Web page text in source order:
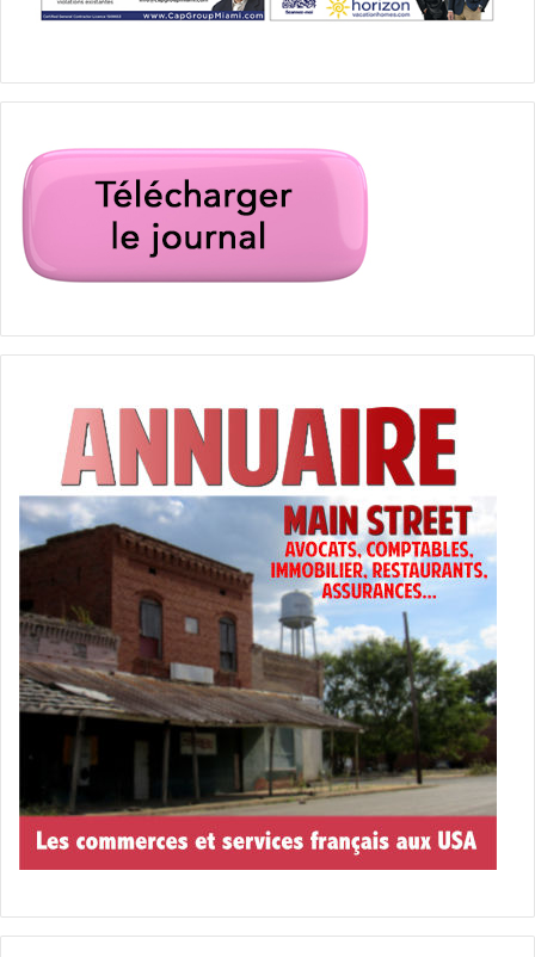
secteur.
lourdement impactés et annoncent devoir licencier des
Rolls Royce et probablement un grand nombre de sous-
traitants.
Y aura-t-il des problèmes pour
A priori plus l’été va avancer et moins le virus sera
réserver un vol retour (si ça se trouve il y aura deux virus
au lieu d’un : difficile de le savoir !).
Aux Etats-Unis, il y a
déjà des rebonds de l’épidémie à la mi-juin
Les déplacements de plus de
100 km en France :
(N’existe plus depuis le 2 juin)
Pour le moment il faut remplir une dérogation pour motifs
impérieux si on veut parcourir plus de 100km en France
(sauf si le déplacement de plus de 100km est à l’intérieur
de son propre département de résidence). Cette
restriction sera levée le 2 juin.
Les catégories de « motifs impérieux » sont inscrites sur la
impérieux ou pas pour vous.